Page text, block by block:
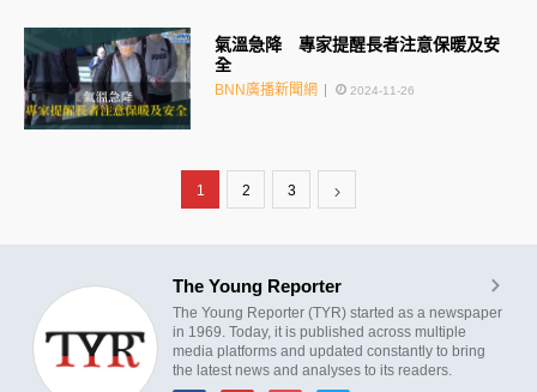
氣溫急降 專家提醒長者注意保暖及安
全
BNN廣播新聞網 2024-11-26
1 2 3
The Young Reporter
The Young Reporter (TYR) started as a newspaper
in 1969. Today, it is published across multiple
media platforms and updated constantly to bring
the latest news and analyses to its readers.